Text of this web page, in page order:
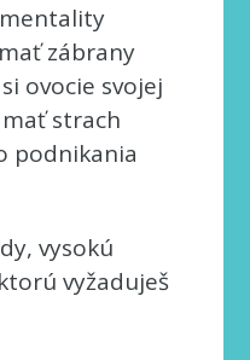
zábrany
ovocie svojej
strach
podnikania
vysokú
vyžaduješ